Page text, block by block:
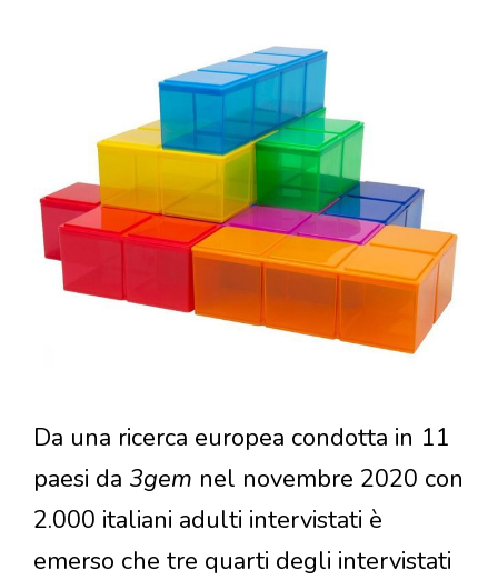
Da una ricerca europea condotta in 11
paesi da 3gem nel novembre 2020 con
2.000 italiani adulti intervistati è
emerso che tre quarti degli intervistati